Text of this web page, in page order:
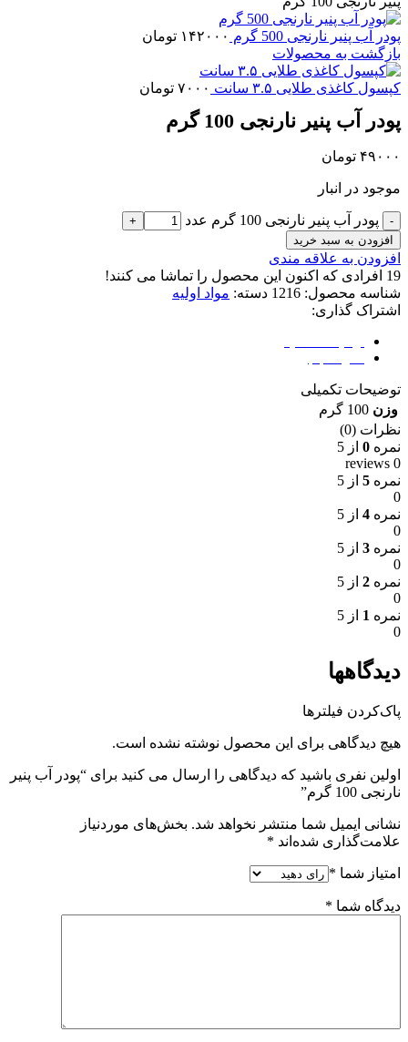
پودر آب پنیر نارنجی 500 گرم ۱۴۲۰۰۰ تومان
بازگشت به محصولات
کپسول کاغذی طلایی ۳.۵ سانت ۷۰۰۰ تومان
پودر آب پنیر نارنجی 100 گرم
۴۹۰۰۰ تومان
موجود در انبار
پودر آب پنیر نارنجی 100 گرم عدد
افزودن به سبد خرید
افزودن به علاقه مندی
19 افرادی که اکنون این محصول را تماشا می کنند!
شناسه محصول: 1216 دسته: مواد اولیه
اشتراک گذاری:
توضیحات تکمیلی
وزن 100 گرم
نظرات (0)
نمره 0 از 5
0 reviews
نمره 5 از 5
0
نمره 4 از 5
0
نمره 3 از 5
0
نمره 2 از 5
0
نمره 1 از 5
0
دیدگاهها
پاک‌کردن فیلترها
هیچ دیدگاهی برای این محصول نوشته نشده است.
اولین نفری باشید که دیدگاهی را ارسال می کنید برای “پودر آب پنیر
نارنجی 100 گرم”
نشانی ایمیل شما منتشر نخواهد شد. بخش‌های موردنیاز
علامت‌گذاری شده‌اند *
امتیاز شما *
دیدگاه شما *